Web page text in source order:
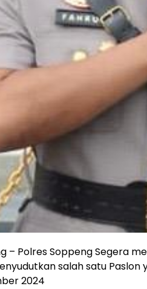
– Polres Soppeng Segera
salah satu Paslon
2024